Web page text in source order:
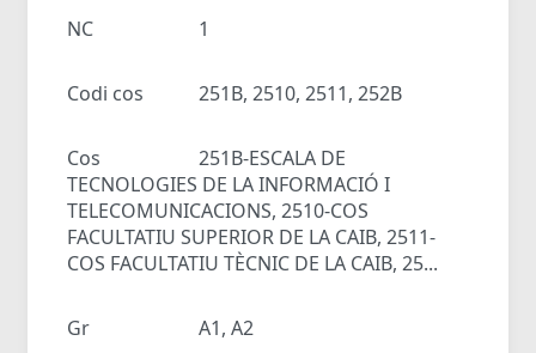
NC 1
Codi cos 251B, 2510, 2511, 252B
Cos
251B-ESCALA DE
TECNOLOGIES DE LA INFORMACIÓ I
TELECOMUNICACIONS, 2510-COS
FACULTATIU SUPERIOR DE LA CAIB, 2511-
COS FACULTATIU TÈCNIC DE LA CAIB, 25...
Gr A1, A2